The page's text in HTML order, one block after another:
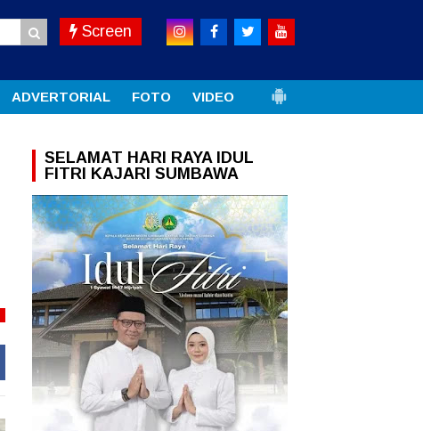
Screen
ADVERTORIAL FOTO VIDEO
SELAMAT HARI RAYA IDUL
FITRI KAJARI SUMBAWA